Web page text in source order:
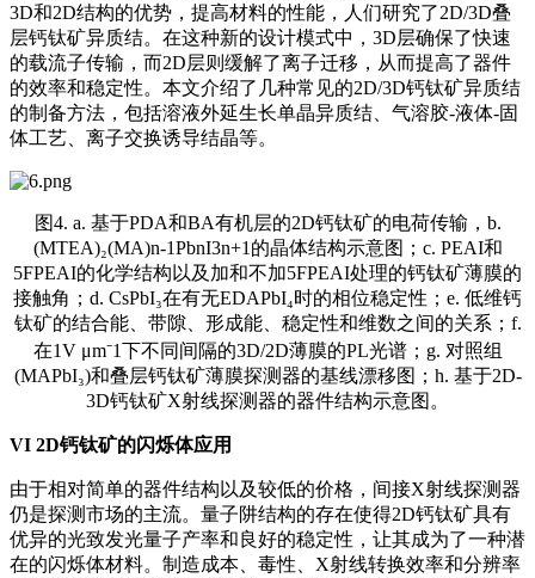
3D和2D结构的优势，提高材料的性能，人们研究了2D/3D叠
层钙钛矿异质结。在这种新的设计模式中，3D层确保了快速
的载流子传输，而2D层则缓解了离子迁移，从而提高了器件
的效率和稳定性。本文介绍了几种常见的2D/3D钙钛矿异质结
的制备方法，包括溶液外延生长单晶异质结、气溶胶-液体-固
体工艺、离子交换诱导结晶等。
图4. a. 基于PDA和BA有机层的2D钙钛矿的电荷传输，b.
(MTEA)₂(MA)n-1PbnI3n+1的晶体结构示意图；c. PEAI和
5FPEAI的化学结构以及加和不加5FPEAI处理的钙钛矿薄膜的
接触角；d. CsPbI₃在有无EDAPbI₄时的相位稳定性；e. 低维钙
钛矿的结合能、带隙、形成能、稳定性和维数之间的关系；f.
在1V μm⁻1下不同间隔的3D/2D薄膜的PL光谱；g. 对照组
(MAPbI₃)和叠层钙钛矿薄膜探测器的基线漂移图；h. 基于2D-
3D钙钛矿X射线探测器的器件结构示意图。
VI 2D钙钛矿的闪烁体应用
由于相对简单的器件结构以及较低的价格，间接X射线探测器
仍是探测市场的主流。量子阱结构的存在使得2D钙钛矿具有
优异的光致发光量子产率和良好的稳定性，让其成为了一种潜
在的闪烁体材料。制造成本、毒性、X射线转换效率和分辨率